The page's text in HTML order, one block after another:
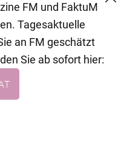
FM und FaktuM
Tagesaktuelle
an FM geschätzt
Sie ab sofort hier: